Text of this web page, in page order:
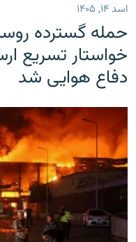
اسد ۱۴, ۱۴۰۵
حمله گسترده
خواستار تسریع
دفاع هوایی شد